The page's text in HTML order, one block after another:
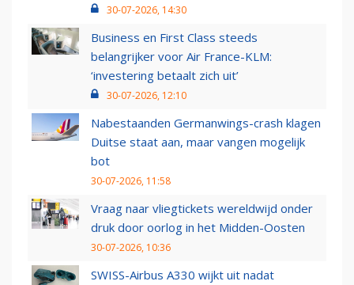
30-07-2026, 14:30
Business en First Class steeds
belangrijker voor Air France-KLM:
‘investering betaalt zich uit’
30-07-2026, 12:10
Nabestaanden Germanwings-crash klagen
Duitse staat aan, maar vangen mogelijk
bot
30-07-2026, 11:58
Vraag naar vliegtickets wereldwijd onder
druk door oorlog in het Midden-Oosten
30-07-2026, 10:36
SWISS-Airbus A330 wijkt uit nadat